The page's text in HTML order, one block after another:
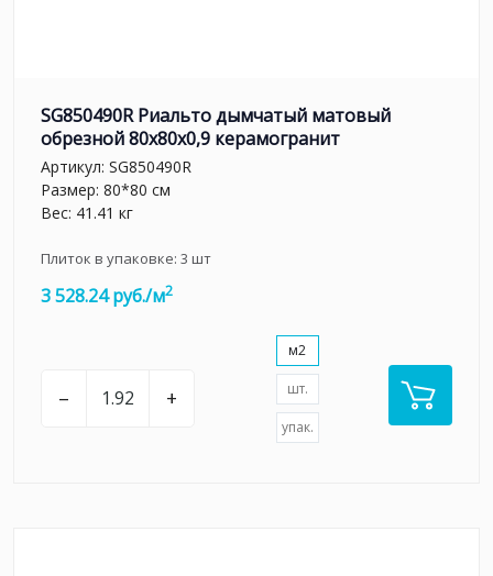
SG850490R Риальто дымчатый матовый
обрезной 80x80x0,9 керамогранит
Артикул: SG850490R
Размер: 80*80 см
Вес: 41.41 кг
Плиток в упаковке: 3 шт
3 528.24 руб./м2
– +
м2
шт.
упак.